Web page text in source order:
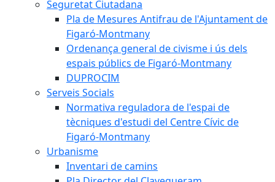
Seguretat Ciutadana
Pla de Mesures Antifrau de l'Ajuntament de
Figaró-Montmany
Ordenança general de civisme i ús dels
espais públics de Figaró-Montmany
DUPROCIM
Serveis Socials
Normativa reguladora de l'espai de
tècniques d'estudi del Centre Cívic de
Figaró-Montmany
Urbanisme
Inventari de camins